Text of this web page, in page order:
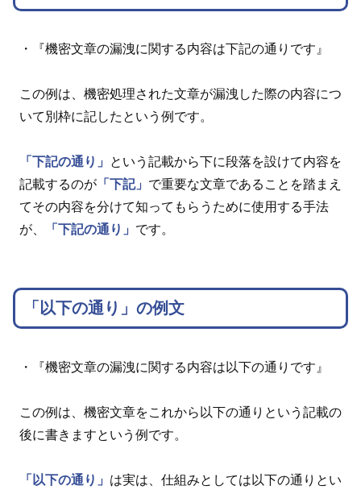
・『機密文章の漏洩に関する内容は下記の通りです』
この例は、機密処理された文章が漏洩した際の内容につ
いて別枠に記したという例です。
「下記の通り」
という記載から下に段落を設けて内容を
記載するのが 「下記」 で重要な文章であることを踏まえ
てその内容を分けて知ってもらうために使用する手法
が、
「下記の通り」 です。
「以下の通り」の例文
・『機密文章の漏洩に関する内容は以下の通りです』
この例は、機密文章をこれから以下の通りという記載の
後に書きますという例です。
「以下の通り」 は実は、仕組みとしては以下の通りとい